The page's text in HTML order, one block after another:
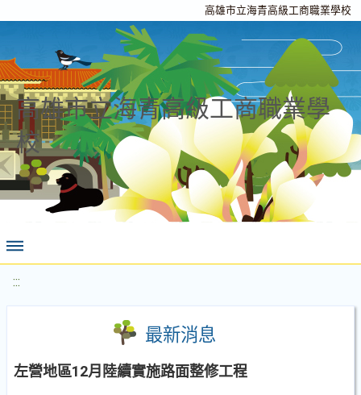
高雄市立海青高級工商職業學校
高雄市立海青高級工商職業學
校
:::
最新消息
左營地區12月陸續實施路面整修工程